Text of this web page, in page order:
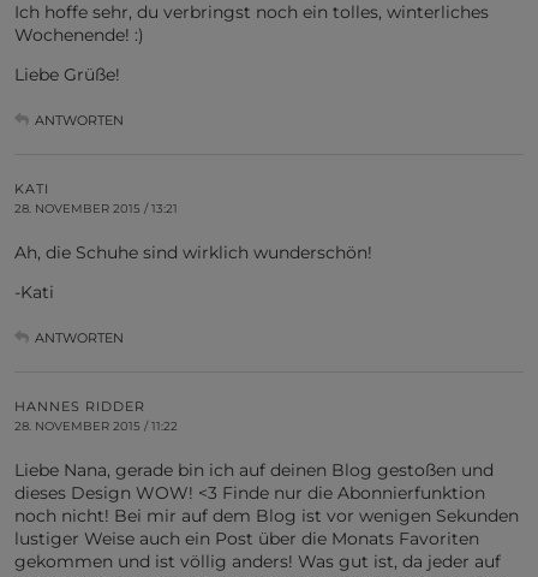
Ich hoffe sehr, du verbringst noch ein tolles, winterliches
Wochenende! :)
Liebe Grüße!
ANTWORTEN
KATI
28. NOVEMBER 2015 / 13:21
Ah, die Schuhe sind wirklich wunderschön!
-Kati
ANTWORTEN
HANNES RIDDER
28. NOVEMBER 2015 / 11:22
Liebe Nana, gerade bin ich auf deinen Blog gestoßen und
dieses Design WOW! <3 Finde nur die Abonnierfunktion
noch nicht! Bei mir auf dem Blog ist vor wenigen Sekunden
lustiger Weise auch ein Post über die Monats Favoriten
gekommen und ist völlig anders! Was gut ist, da jeder auf